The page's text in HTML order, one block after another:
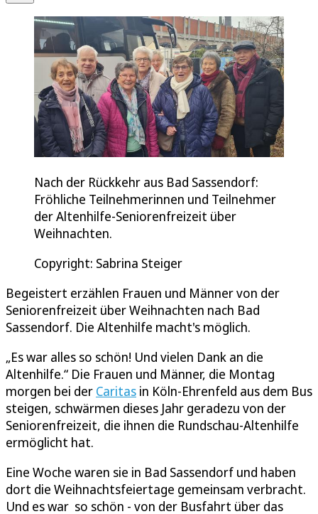
Nach der Rückkehr aus Bad Sassendorf:
Fröhliche Teilnehmerinnen und Teilnehmer
der Altenhilfe-Seniorenfreizeit über
Weihnachten.
Copyright: Sabrina Steiger
Begeistert erzählen Frauen und Männer von der
Seniorenfreizeit über Weihnachten nach Bad
Sassendorf. Die Altenhilfe macht's möglich.
„Es war alles so schön! Und vielen Dank an die
Altenhilfe.“ Die Frauen und Männer, die Montag
morgen bei der Caritas in Köln-Ehrenfeld aus dem Bus
steigen, schwärmen dieses Jahr geradezu von der
Seniorenfreizeit, die ihnen die Rundschau-Altenhilfe
ermöglicht hat.
Eine Woche waren sie in Bad Sassendorf und haben
dort die Weihnachtsfeiertage gemeinsam verbracht.
Und es war so schön - von der Busfahrt über das